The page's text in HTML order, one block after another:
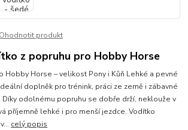
Ohodnotit produkt
z popruhu pro Hobby Horse
Hobby Horse – velikost Pony i Kůň Lehké a pevné
doplněk pro trénink, práci ze země i zábavné
Díky odolnému popruhu se dobře drží, neklouže v
příjemně lehké i pro menší jezdce. Vodítko
celý popis